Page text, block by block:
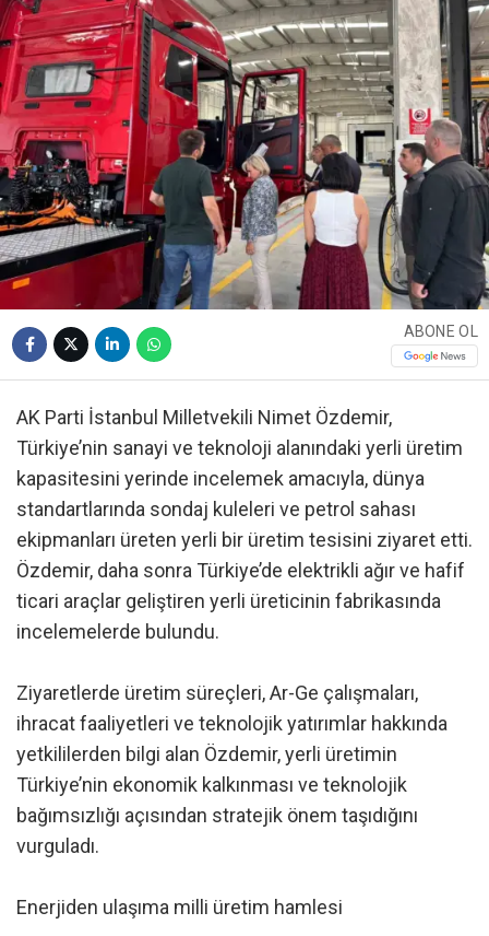
ABONE OL
AK Parti İstanbul Milletvekili Nimet Özdemir,
Türkiye’nin sanayi ve teknoloji alanındaki yerli üretim
kapasitesini yerinde incelemek amacıyla, dünya
standartlarında sondaj kuleleri ve petrol sahası
ekipmanları üreten yerli bir üretim tesisini ziyaret etti.
Özdemir, daha sonra Türkiye’de elektrikli ağır ve hafif
ticari araçlar geliştiren yerli üreticinin fabrikasında
incelemelerde bulundu.
Ziyaretlerde üretim süreçleri, Ar-Ge çalışmaları,
ihracat faaliyetleri ve teknolojik yatırımlar hakkında
yetkililerden bilgi alan Özdemir, yerli üretimin
Türkiye’nin ekonomik kalkınması ve teknolojik
bağımsızlığı açısından stratejik önem taşıdığını
vurguladı.
Enerjiden ulaşıma milli üretim hamlesi